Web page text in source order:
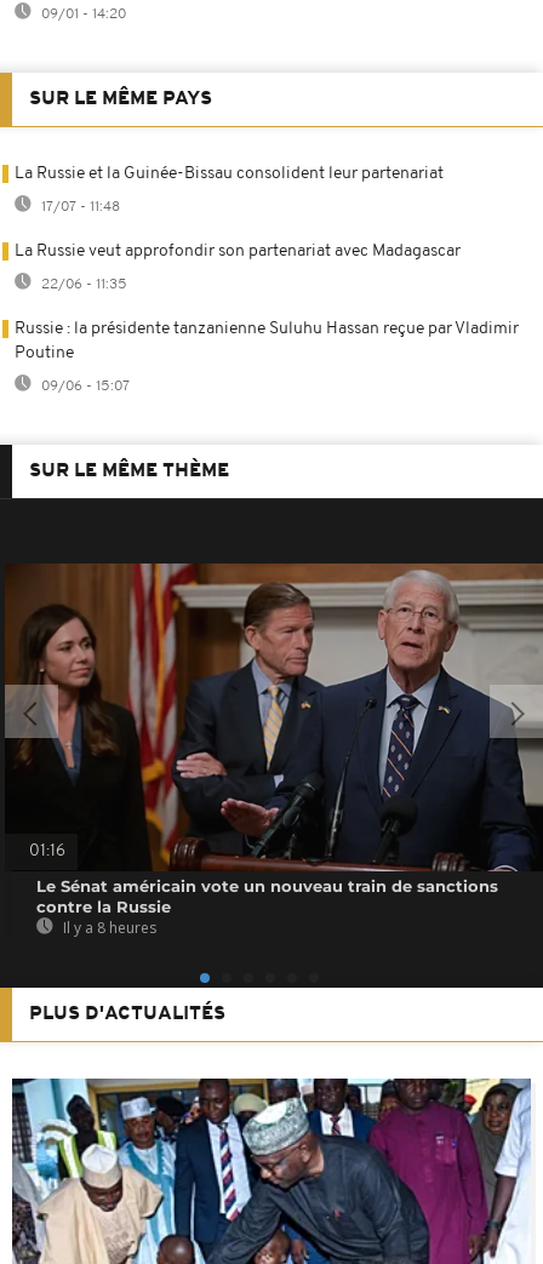
09/01 - 14:20
SUR LE MÊME PAYS
La Russie et la Guinée-Bissau consolident leur partenariat
17/07 - 11:48
La Russie veut approfondir son partenariat avec Madagascar
22/06 - 11:35
Russie : la présidente tanzanienne Suluhu Hassan reçue par Vladimir
Poutine
09/06 - 15:07
SUR LE MÊME THÈME
01:16
Le Sénat américain vote un nouveau train de sanctions
contre la Russie
Il y a 8 heures
PLUS D'ACTUALITÉS